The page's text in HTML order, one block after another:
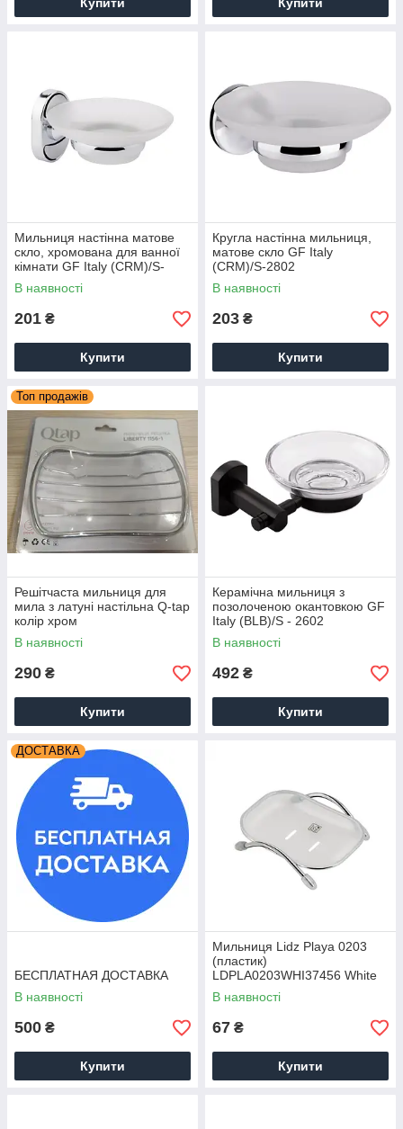
Мильниця настінна матове
скло, хромована для ванної
кімнати GF Italy (CRM)/S-
2902
В наявності
201 ₴
Купити
Кругла настінна мильниця,
матове скло GF Italy
(CRM)/S-2802
В наявності
203 ₴
Купити
Топ продажів
Решітчаста мильниця для
мила з латуні настільна Q-tap
колір хром
В наявності
290 ₴
Купити
Керамічна мильниця з
позолоченою окантовкою GF
Italy (BLB)/S - 2602
В наявності
492 ₴
Купити
ДОСТАВКА
БЕСПЛАТНАЯ ДОСТАВКА
В наявності
500 ₴
Купити
Мильниця Lidz Playa 0203
(пластик)
LDPLA0203WHI37456 White
В наявності
67 ₴
Купити